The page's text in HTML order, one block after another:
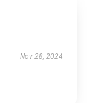
Nov 28, 2024